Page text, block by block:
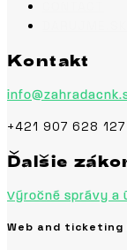
Kontakt
+421 907 628 127
Ďalšie
Výročné správy a
Web and ticketing